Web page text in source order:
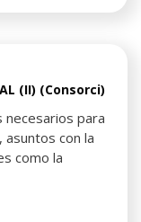
(II) (Consorci)
necesarios para
asuntos con la
como la